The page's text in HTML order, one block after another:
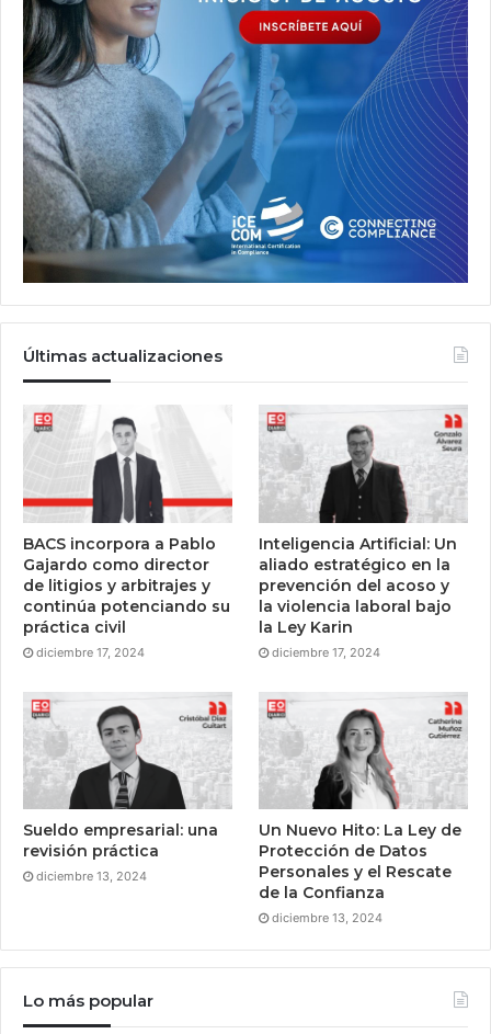
Últimas actualizaciones
BACS incorpora a Pablo
Gajardo como director
de litigios y arbitrajes y
continúa potenciando su
práctica civil
diciembre 17, 2024
Inteligencia Artificial: Un
aliado estratégico en la
prevención del acoso y
la violencia laboral bajo
la Ley Karin
diciembre 17, 2024
Sueldo empresarial: una
revisión práctica
diciembre 13, 2024
Un Nuevo Hito: La Ley de
Protección de Datos
Personales y el Rescate
de la Confianza
diciembre 13, 2024
Lo más popular